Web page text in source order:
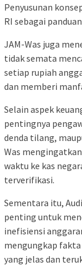
Penyusunan
RI sebagai
JAM-Was juga
tidak semata
setiap rupiah
dan memberi
Selain aspek
pentingnya
denda tilang,
Was
waktu ke kas
terverifikasi.
Sementara itu,
penting untuk
inefisiensi
mengungkap
yang jelas dan